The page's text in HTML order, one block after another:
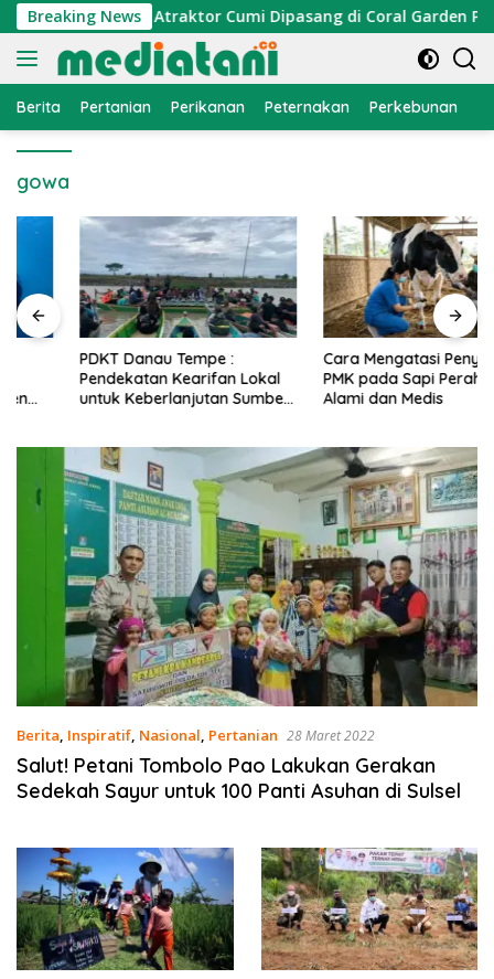
Langsung
ke
konten
Breaking News
Nelayan, Atraktor Cumi Dipasang di Coral Garden Pulau
Berita Pertanian Perikanan Peternakan Perkebunan
gowa
PDKT Danau Tempe :
Pendekatan Kearifan Lokal
untuk Keberlanjutan Sumber
Cara Mengatasi Penyakit
PMK pada Sapi Perah Secara
Alami dan Medis
Berita, Inspiratif, Nasional, Pertanian 28 Maret 2022
Salut! Petani Tombolo Pao Lakukan Gerakan
Sedekah Sayur untuk 100 Panti Asuhan di Sulsel